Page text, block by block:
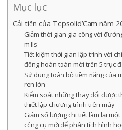
Mục lục
Cải tiến của Topsolid’Cam năm
Giảm thời gian gia công với
mills
Tiết kiệm thời gian lập trình với
động hoàn toàn mới trên 5 trục
Sử dụng toàn bộ tiềm năng của
ren lớn
Kiểm soát những thay đổi được
thiết lập chương trình trên máy
Giảm số lượng chi tiết làm lại
công cụ mới để phân tích hình